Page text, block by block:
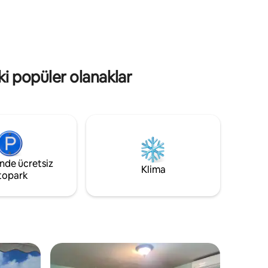
popüler olanaklar
ücretsiz
Klima